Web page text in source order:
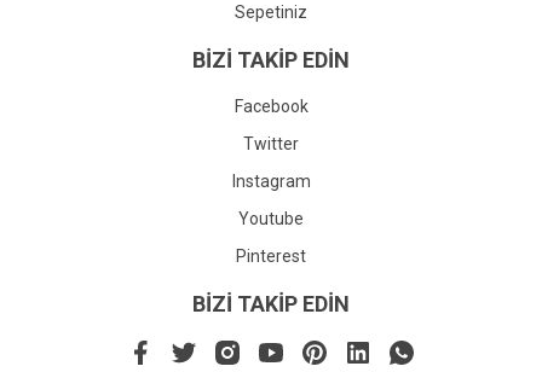
Sepetiniz
BİZİ TAKİP EDİN
Facebook
Twitter
Instagram
Youtube
Pinterest
BİZİ TAKİP EDİN